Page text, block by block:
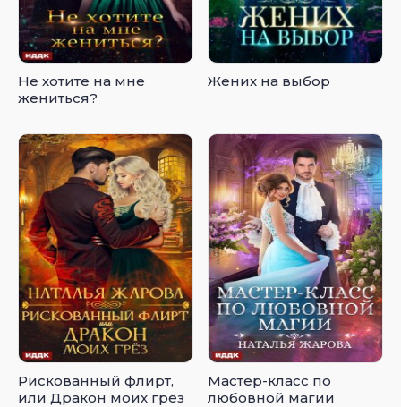
Не хотите на мне
жениться?
Жених на выбор
Рискованный флирт,
или Дракон моих грёз
Мастер-класс по
любовной магии